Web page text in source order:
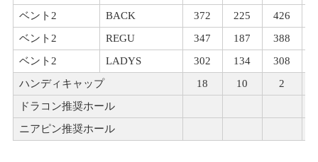
ベント2
BACK 372 225 426
ベント2
REGU 347 187 388
ベント2
LADYS 302 134 308
ハンディキャップ
18 10
2
ドラコン推奨ホール
ニアピン推奨ホール